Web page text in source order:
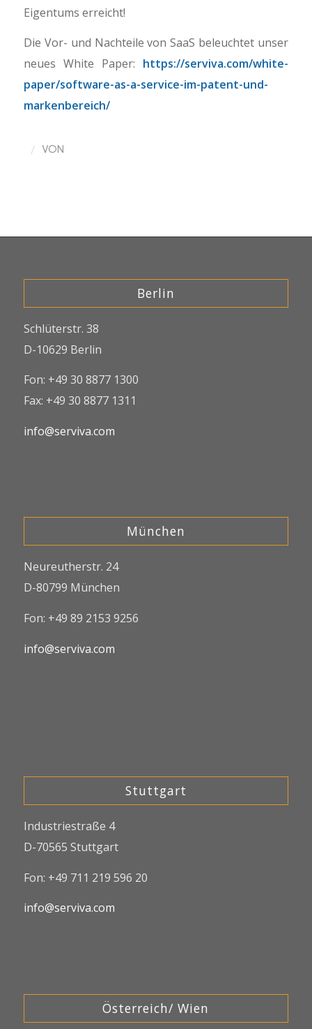
Eigentums erreicht!
Die Vor- und Nachteile von SaaS beleuchtet unser
neues White Paper: https://serviva.com/white-
paper/software-as-a-service-im-patent-und-
markenbereich/
/ VON
Berlin
Schlüterstr. 38
D-10629 Berlin
Fon: +49 30 8877 1300
Fax: +49 30 8877 1311
info@serviva.com
München
Neureutherstr. 24
D-80799 München
Fon: +49 89 2153 9256
info@serviva.com
Stuttgart
Industriestraße 4
D-70565 Stuttgart
Fon: +49 711 219 596 20
info@serviva.com
Österreich/ Wien